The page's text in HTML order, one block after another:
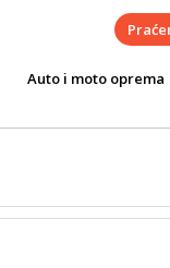
Auto i moto oprema